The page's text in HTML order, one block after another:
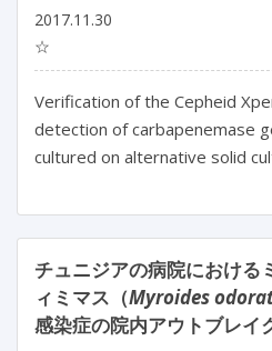
2017.11.30
☆
Verification of the Cepheid
detection of carbapenemase
cultured on alternative solid
チュニジアの病院における
ィミマス（Myroides
感染症の院内アウトブレイ